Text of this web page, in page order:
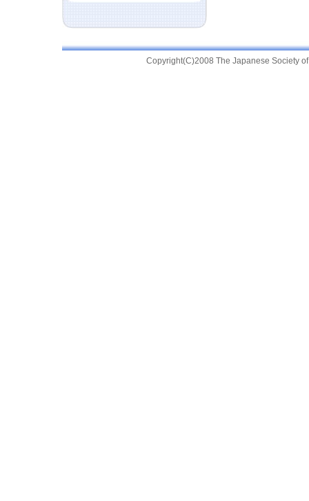
Copyright(C)2008 The Japanese Society